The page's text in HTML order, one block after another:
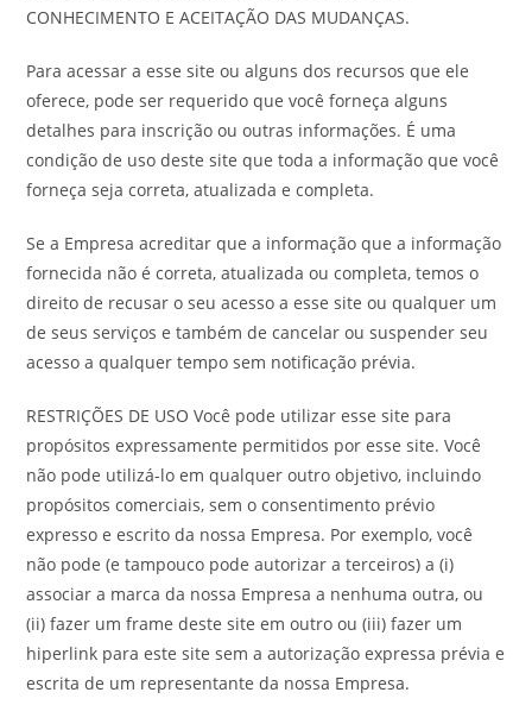
CONHECIMENTO E ACEITAÇÃO DAS MUDANÇAS.
Para acessar a esse site ou alguns dos recursos que ele
oferece, pode ser requerido que você forneça alguns
detalhes para inscrição ou outras informações. É uma
condição de uso deste site que toda a informação que você
forneça seja correta, atualizada e completa.
Se a Empresa acreditar que a informação que a informação
fornecida não é correta, atualizada ou completa, temos o
direito de recusar o seu acesso a esse site ou qualquer um
de seus serviços e também de cancelar ou suspender seu
acesso a qualquer tempo sem notificação prévia.
RESTRIÇÕES DE USO Você pode utilizar esse site para
propósitos expressamente permitidos por esse site. Você
não pode utilizá-lo em qualquer outro objetivo, incluindo
propósitos comerciais, sem o consentimento prévio
expresso e escrito da nossa Empresa. Por exemplo, você
não pode (e tampouco pode autorizar a terceiros) a (i)
associar a marca da nossa Empresa a nenhuma outra, ou
(ii) fazer um frame deste site em outro ou (iii) fazer um
hiperlink para este site sem a autorização expressa prévia e
escrita de um representante da nossa Empresa.